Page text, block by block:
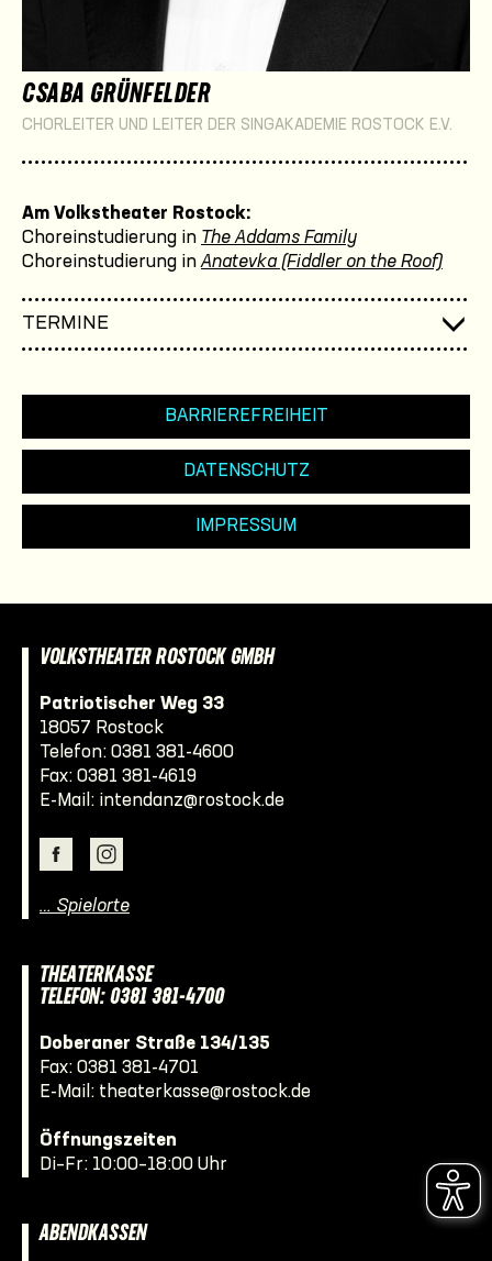
CSABA GRÜNFELDER
CHORLEITER UND LEITER DER SINGAKADEMIE ROSTOCK E.V.
Am Volkstheater Rostock:
Choreinstudierung in The Addams Family
Choreinstudierung in Anatevka (Fiddler on the Roof)
TERMINE
BARRIEREFREIHEIT
DATENSCHUTZ
IMPRESSUM
VOLKSTHEATER ROSTOCK GMBH
Patriotischer Weg 33
18057 Rostock
Telefon: 0381 381-4600
Fax: 0381 381-4619
E-Mail: intendanz@rostock.de
… Spielorte
THEATERKASSE
TELEFON: 0381 381-4700
Doberaner Straße 134/135
Fax: 0381 381-4701
E-Mail: theaterkasse@rostock.de
Öffnungszeiten
Di–Fr: 10:00–18:00 Uhr
ABENDKASSEN